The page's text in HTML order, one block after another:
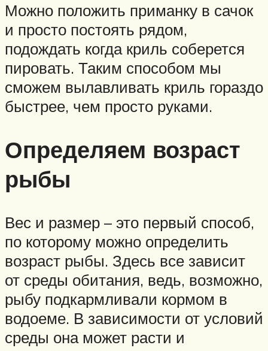
Можно положить приманку в сачок
и просто постоять рядом,
подождать когда криль соберется
пировать. Таким способом мы
сможем вылавливать криль гораздо
быстрее, чем просто руками.
Определяем возраст
рыбы
Вес и размер – это первый способ,
по которому можно определить
возраст рыбы. Здесь все зависит
от среды обитания, ведь, возможно,
рыбу подкармливали кормом в
водоеме. В зависимости от условий
среды она может расти и